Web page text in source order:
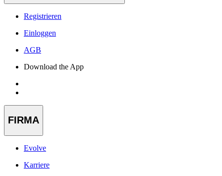
Registrieren
Einloggen
AGB
Download the App
FIRMA
Evolve
Karriere